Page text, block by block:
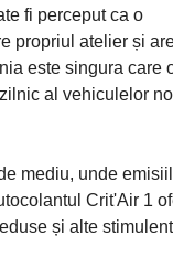
fi perceput ca o
propriul atelier și
este singura care
al vehiculelor
mediu, unde
Crit'Air 1
și alte